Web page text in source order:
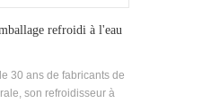
refroidi à l'eau
30 ans de fabricants de
son refroidisseur à